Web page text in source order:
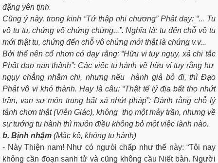
đặng yên tịnh.
Cũng ý này, trong kinh “Tứ thập nhị chương” Phật dạy: “... Tu
vô tu tu, chứng vô chứng chứng...”. Nghĩa là: tu đến chỗ vô tu
mới thật tu, chứng đến chỗ vô chứng mới thật là chứng v.v...
Bởi thế nên cổ nhơn có dạy rằng: “Hữu vi tuy ngụy, xả chi tắc
Phật đạo nan thành”: Các việc tu hành về hữu vi tuy rằng hư
ngụy chẳng nhằm chi, nhưng nếu hành giả bỏ đi, thì Đạo
Phật vô vi khó thành. Hay là câu: “Thật tế lý địa bất thọ nhứt
trần, vạn sự môn trung bất xả nhứt pháp”: Ðành rằng chỗ lý
tánh chơn thật (Viên Giác), không thọ một mảy trần, nhưng về
sự tướng tu hành thì muôn điều không bỏ một việc lành nào.
b. Bịnh nhậm (Mặc kệ, không tu hành)
- Này Thiện nam! Như có ngưòi chấp như thế này: “Tôi nay
không cần đoạn sanh tử và cũng không cầu Niết bàn. Người